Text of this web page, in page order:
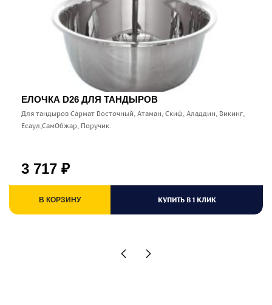
ЕЛОЧКА D26 ДЛЯ ТАНДЫРОВ
Для тандыров Сармат Восточный, Атаман, Скиф, Аладдин, Викинг,
Есаул,СамОбжар, Поручик.
3 717 ₽
В КОРЗИНУ КУПИТЬ В 1 КЛИК